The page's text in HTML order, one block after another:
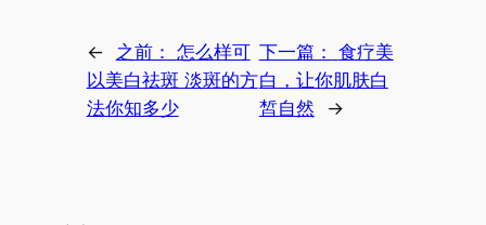
← 之前： 怎么样可
以美白祛斑 淡斑的方
法你知多少
下一篇： 食疗美
白，让你肌肤白
皙自然
→